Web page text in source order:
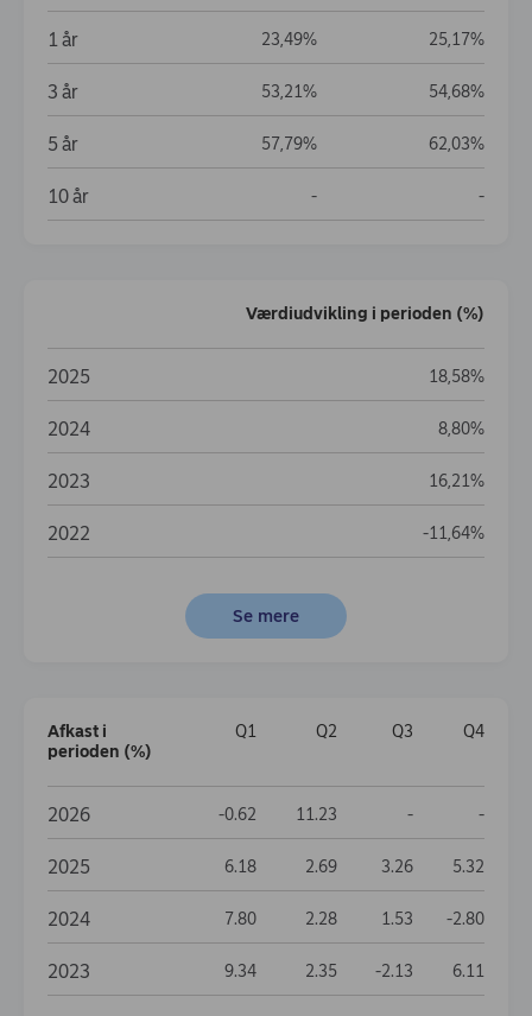
1 år 23,49% 25,17%
3 år 53,21% 54,68%
5 år 57,79% 62,03%
10 år Data not available
- Data
-
Værdiudvikling i perioden (%)
2025 18,58%
2024 8,80%
2023 16,21%
2022 -11,64%
Se mere
Afkast i
perioden (%)
Q1 Q2 Q3 Q4
2026 -0.62 11.23 Data not
- Data
-
2025 6.18 2.69 3.26 5.32
2024 7.80 2.28 1.53 -2.80
2023 9.34 2.35 -2.13 6.11